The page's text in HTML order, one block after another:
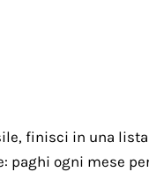
finisci in una
paghi ogni mese